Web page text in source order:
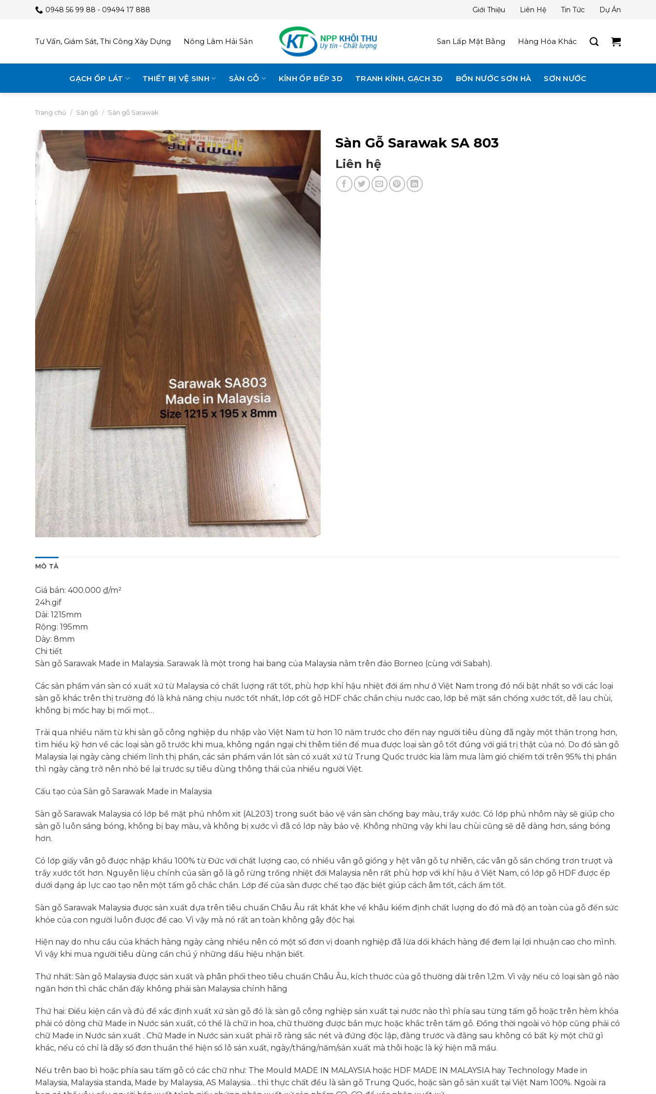
0948 56 99 88 - 09494 17 888 Giới Thiệu Liên Hệ Tin Tức Dự Án
Tư Vấn, Giám Sát, Thi Công Xây Dựng Nông Lâm Hải Sản San Lấp Mặt Bằng Hàng Hóa Khác
GẠCH ỐP LÁT THIẾT BỊ VỆ SINH SÀN GỖ KÍNH ỐP BẾP 3D TRANH KÍNH, GẠCH 3D BỒN NƯỚC SƠN HÀ SƠN NƯỚC
Trang chủ / Sàn gỗ / Sàn gỗ Sarawak
Sàn Gỗ Sarawak SA 803
Liên hệ
MÔ TẢ
Giá bán: 400.000 ₫/m²
24h.gif
Dài: 1215mm
Rộng: 195mm
Dày: 8mm
Chi tiết
Sàn gỗ Sarawak Made in Malaysia. Sarawak là một trong hai bang của Malaysia nằm trên đảo Borneo (cùng với Sabah).
Các sản phẩm ván sàn có xuất xứ từ Malaysia có chất lượng rất tốt, phù hợp khí hậu nhiệt đới ẩm như ở Việt Nam trong đó nổi bật nhất so với các loại
sàn gỗ khác trên thị trường đó là khả năng chịu nước tốt nhất, lớp cốt gỗ HDF chắc chắn chịu nước cao, lớp bề mặt sần chống xước tốt, dễ lau chùi,
không bị mốc hay bị mối mọt…
Trải qua nhiều năm từ khi sàn gỗ công nghiệp du nhập vào Việt Nam từ hơn 10 năm trước cho đến nay người tiêu dùng đã ngày một thận trọng hơn,
tìm hiểu kỹ hơn về các loại sàn gỗ trước khi mua, không ngần ngại chi thêm tiền để mua được loại sàn gỗ tốt đúng với giá trị thật của nó. Do đó sàn gỗ
Malaysia lại ngày càng chiếm lĩnh thị phần, các sản phẩm ván lót sàn có xuất xứ từ Trung Quốc trước kia làm mưa làm gió chiếm tới trên 95% thị phần
thì ngày càng trở nên nhỏ bé lại trước sự tiêu dùng thông thái của nhiều người Việt.
Cấu tạo của Sàn gỗ Sarawak Made in Malaysia
Sàn gỗ Sarawak Malaysia có lớp bề mặt phủ nhôm xit (AL203) trong suốt bảo vệ ván sàn chống bay màu, trầy xước. Có lớp phủ nhôm này sẽ giúp cho
sàn gỗ luôn sáng bóng, không bị bay màu, và không bị xước vì đã có lớp này bảo vệ. Không những vậy khi lau chùi cũng sẽ dễ dàng hơn, sáng bóng
hơn.
Có lớp giấy vân gỗ được nhập khẩu 100% từ Đức với chất lượng cao, có nhiều vân gỗ giồng y hệt vân gỗ tự nhiên, các vân gỗ sần chống trơn trượt và
trầy xước tốt hơn. Nguyên liệu chính của sàn gỗ là gỗ rừng trồng nhiệt đới Malaysia nên rất phù hợp với khí hậu ở Việt Nam, có lớp gỗ HDF được ép
dưới dạng áp lực cao tạo nên một tấm gỗ chắc chắn. Lớp đế của sàn được chế tạo đặc biệt giúp cách âm tốt, cách ẩm tốt.
Sàn gỗ Sarawak Malaysia được sản xuất dựa trên tiêu chuẩn Châu Âu rất khắt khe về khâu kiểm định chất lượng do đó mà độ an toàn của gỗ đến sức
khỏe của con người luôn được đề cao. Vì vậy mà nó rất an toàn không gây độc hại.
Hiện nay do nhu cầu của khách hàng ngày càng nhiều nên có một số đơn vị doanh nghiệp đã lừa dối khách hàng để đem lại lợi nhuận cao cho mình.
Vì vậy khi mua người tiêu dùng cần chú ý những dấu hiệu nhận biết.
Thứ nhất: Sàn gỗ Malaysia được sản xuất và phân phối theo tiêu chuẩn Châu Âu, kích thước của gỗ thường dài trên 1,2m. Vì vậy nếu có loại sàn gỗ nào
ngăn hơn thì chắc chắn đấy không phải sàn Malaysia chính hãng
Thứ hai: Điều kiện cần và đủ để xác định xuất xứ sàn gỗ đó là: sàn gỗ công nghiệp sản xuất tại nước nào thì phía sau từng tấm gỗ hoặc trên hèm khóa
phải có dòng chữ Made in Nước sản xuất, có thể là chữ in hoa, chữ thường được bắn mực hoặc khắc trên tấm gỗ. Đồng thời ngoài vỏ hộp cũng phải có
chữ Made in Nước sản xuất . Chữ Made in Nước sản xuất phải rõ ràng sắc nét và đứng độc lập, đằng trước và đằng sau không có bất kỳ một chữ gì
khác, nếu có chỉ là dãy số đơn thuần thể hiện số lô sản xuất, ngày/tháng/năm/sản xuất mà thôi hoặc là ký hiện mã mầu.
Nếu trên bao bì hoặc phía sau tấm gỗ có các chữ như: The Mould MADE IN MALAYSIA hoặc HDF MADE IN MALAYSIA hay Technology Made in
Malaysia, Malaysia standa, Made by Malaysia, AS Malaysia… thì thực chất đều là sàn gỗ Trung Quốc, hoặc sàn gỗ sản xuất tại Việt Nam 100%. Ngoài ra